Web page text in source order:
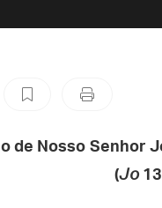
de Nosso Senhor
(Jo